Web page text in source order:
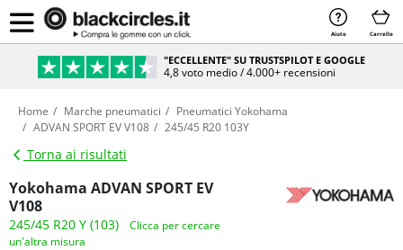
Aiuto Carrello
"ECCELLENTE" SU TRUSTSPILOT E GOOGLE
4,8 voto medio / 4.000+ recensioni
Home Marche pneumatici
Pneumatici Yokohama
ADVAN SPORT EV V108
245/45 R20 103Y
Torna ai risultati
Yokohama ADVAN SPORT EV
V108
245/45 R20 Y (103)
Clicca per cercare
un'altra misura